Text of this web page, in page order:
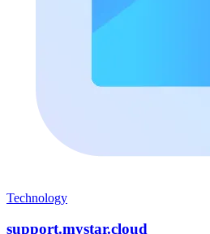
Technology
support.mystar.cloud